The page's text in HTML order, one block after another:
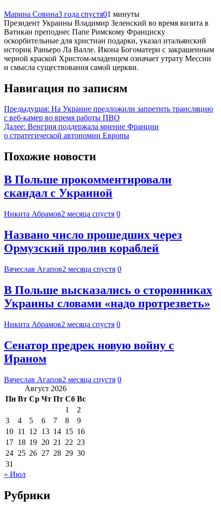
Марина Совина3 года спустя01 минуты
Президент Украины Владимир Зеленский во время визита в
Ватикан преподнес Папе Римскому Франциску
оскорбительные для христиан подарки, указал итальянский
историк Раньеро Ла Валле. Икона Богоматери с закрашенным
черной краской Христом-младенцем означает утрату Мессии
и смысла существования самой церкви.
Навигация по записям
Предыдущая: На Украине предложили запретить трансляцию
с веб-камер во время работы ПВО
Далее: Венгрия поддержала мнение Франции
о стратегической автономии Европы
Похожие новости
В Польше прокомментировали
скандал с Украиной
Никита Абрамов2 месяца спустя 0
Названо число прошедших через
Ормузский пролив кораблей
Вячеслав Агапов2 месяца спустя 0
В Польше высказались о сторонниках
Украины словами «надо протрезветь»
Никита Абрамов2 месяца спустя 0
Сенатор предрек новую войну с
Ираном
Вячеслав Агапов2 месяца спустя 0
Август 2026
Пн Вт Ср Чт Пт Сб Вс
1
2
3
4 5 6 7 8
9
10 11 12 13 14 15 16
17 18 19 20 21 22 23
24 25 26 27 28 29 30
31
« Июл
Рубрики